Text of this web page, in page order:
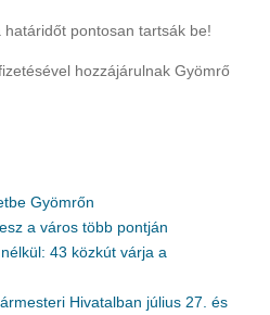
pontosan tartsák be!
hozzájárulnak Gyömrő
Gyömrőn
a város több pontján
43 közkút várja a
Hivatalban július 27. és